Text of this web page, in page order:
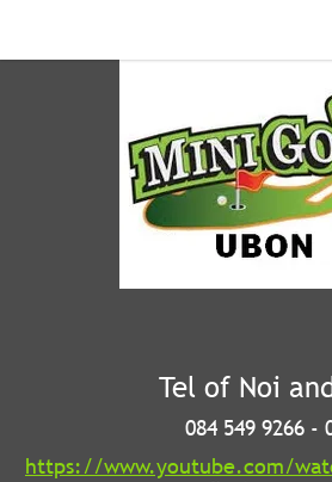
Tel of Noi and
084 549 9266 -
https://www.youtube.com/